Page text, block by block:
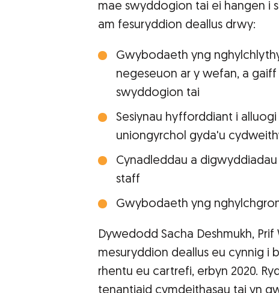
mae swyddogion tai ei hangen i
am fesuryddion deallus drwy:
Gwybodaeth yng
negeseuon ar y wefan, a
swyddogion tai
Sesiynau hyfforddiant i
uniongyrchol gyda'u
Cynadleddau a
staff
Gwybodaeth yng
Dywedodd Sacha Deshmukh,
mesuryddion deallus eu cynnig i
rhentu eu cartrefi, erbyn 2020.
tenantiaid cymdeithasau tai yn